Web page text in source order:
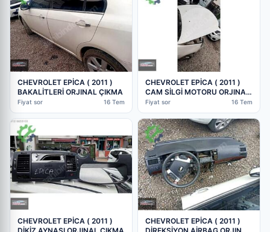
CHEVROLET EPİCA ( 2011 )
BAKALİTLERİ ORJINAL ÇIKMA
Fiyat sor 16 Tem
CHEVROLET EPİCA ( 2011 )
CAM SİLGİ MOTORU ORJINAL
ÇIKMA
Fiyat sor 16 Tem
CHEVROLET EPİCA ( 2011 )
CHEVROLET EPİCA ( 2011 )